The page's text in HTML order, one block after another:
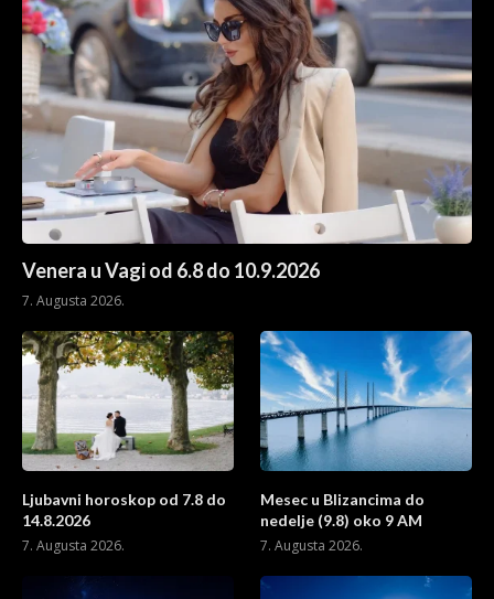
Venera u Vagi od 6.8 do 10.9.2026
7. Augusta 2026.
Ljubavni horoskop od 7.8 do
14.8.2026
7. Augusta 2026.
Mesec u Blizancima do
nedelje (9.8) oko 9 AM
7. Augusta 2026.